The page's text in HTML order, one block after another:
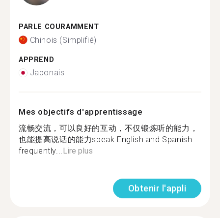
PARLE COURAMMENT
Chinois (Simplifié)
APPREND
Japonais
Mes objectifs d'apprentissage
流畅交流，可以良好的互动，不仅锻炼听的能力，
也能提高说话的能力speak English and Spanish
frequently...Lire plus
Obtenir l'appli